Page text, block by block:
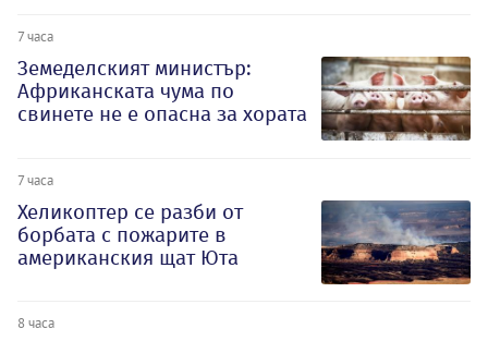
7 часа
Земеделският министър:
Африканската чума по
свинете не е опасна за хората
7 часа
Хеликоптер се разби от
борбата с пожарите в
американския щат Юта
8 часа